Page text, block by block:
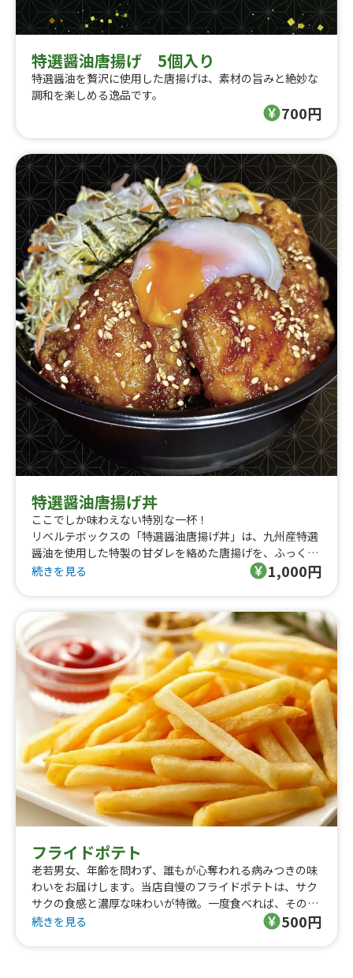
特選醤油唐揚げ 5個入り
特選醤油を贅沢に使用した唐揚げは、素材の旨みと絶妙な
調和を楽しめる逸品です。
700円
特選醤油唐揚げ丼
ここでしか味わえない特別な一杯！
リベルテボックスの「特選醤油唐揚げ丼」は、九州産特選
醤油を使用した特製の甘ダレを絡めた唐揚げを、ふっくら
炊き上げた白ご飯と一緒にお楽しみいただける贅沢な一品
香り豊かな甘ダレがジューシーな唐揚げにしっかり染み込
み、口の中で広がる旨味とご飯の相性が抜群。
一度食べたら忘れられない、リベルテボックス自慢の味を
ぜひご賞味ください！
続きを見る 1,000円
フライドポテト
老若男女、年齢を問わず、誰もが心奪われる病みつきの味
わいをお届けします。当店自慢のフライドポテトは、サク
サクの食感と濃厚な味わいが特徴。一度食べれば、その虜
になること間違いなし！
続きを見る 500円